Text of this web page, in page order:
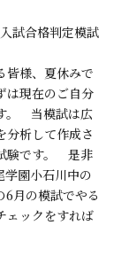
試合格判定模試
皆様、夏休みで
は現在のご自分
。 当模試は広
分析して作成さ
験です。 是非
園小石川中の
月の模試でやる
ェックをすれば